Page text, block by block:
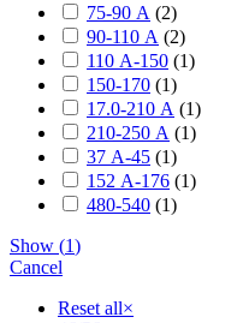
75-90 А (2)
90-110 А (2)
110 А-150 (1)
150-170 (1)
17.0-210 А (1)
210-250 А (1)
37 А-45 (1)
152 А-176 (1)
480-540 (1)
Show (1)
Cancel
Reset all×